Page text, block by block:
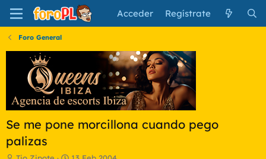
Acceder Regístrate
Foro General
Se me pone morcillona cuando pego
palizas